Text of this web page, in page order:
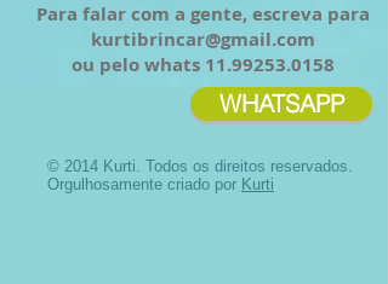
Para falar com a gente, escreva para
kurtibrincar@gmail.com
ou pelo whats 11.99253.0158
WHATSAPP
© 2014 Kurti. Todos os direitos reservados.
Orgulhosamente criado por Kurti